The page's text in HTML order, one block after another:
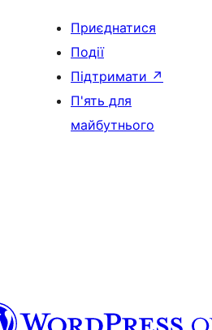
Приєднатися
Події
Підтримати ↗
П'ять для
майбутнього